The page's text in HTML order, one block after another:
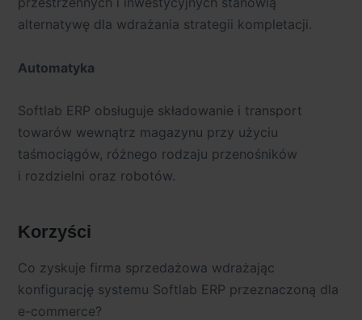
alternatywę dla wdrażania strategii kompletacji.
Automatyka
Softlab ERP obsługuje składowanie i transport
towarów wewnątrz magazynu przy użyciu
taśmociągów, różnego rodzaju przenośników
i rozdzielni oraz robotów.
Korzyści
Co zyskuje firma sprzedażowa wdrażając
konfigurację systemu Softlab ERP przeznaczoną dla
e-commerce?